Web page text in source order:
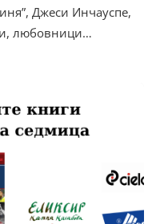
Джеси Инчауспе,
любовници…